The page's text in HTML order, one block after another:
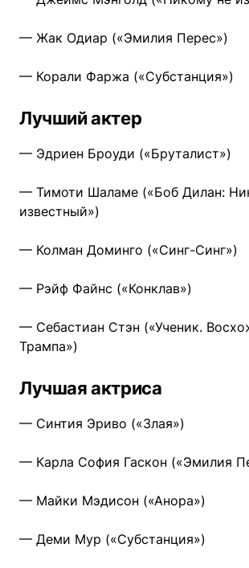
— Жак Одиар («Эмилия Перес»)
— Корали Фаржа («Субстанция»)
Лучший актер
— Эдриен Броуди («Бруталист»)
— Тимоти Шаламе («Боб Дилан:
известный»)
— Колман Доминго («Синг-Синг»)
— Рэйф Файнс («Конклав»)
— Себастиан Стэн («Ученик.
Трампа»)
Лучшая актриса
— Синтия Эриво («Злая»)
— Карла София Гаскон («Эмилия
— Майки Мэдисон («Анора»)
— Деми Мур («Субстанция»)